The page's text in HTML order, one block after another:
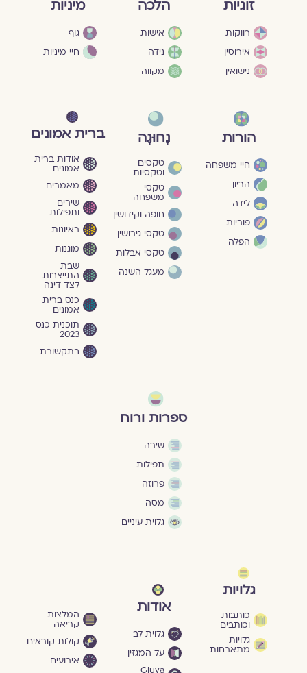
זוגיות
רווקות
אירוסין
נישואין
הלכה
אישות
נידה
מקווה
מיניות
גוף
חיי מיניות
הורות
חיי משפחה
הריון
לידה
פוריות
הפלה
נָחוּגָה
טקסים
וטקסיות
טקסי
משפחה
חופה וקידושין
טקסי גירושין
טקסי אבלות
מעגל השנה
ברית אמונים
אודות ברית
אמונים
מאמרים
שירים
ותפילות
ראיונות
מוגנוּת
שבת
התייצבות
לצד דינה
כנס ברית
אמונים
תוכנית כנס
2023
בתקשורת
ספרות ורוח
שירה
תפילות
פרוזה
מסה
גלוית עיניים
גלויות
כותבות
וכותבים
גלויות
מתארחות
אודות
גלוית לב
על המגזין
Gluya
המלצות
קריאה
קולות קוראים
אירועים